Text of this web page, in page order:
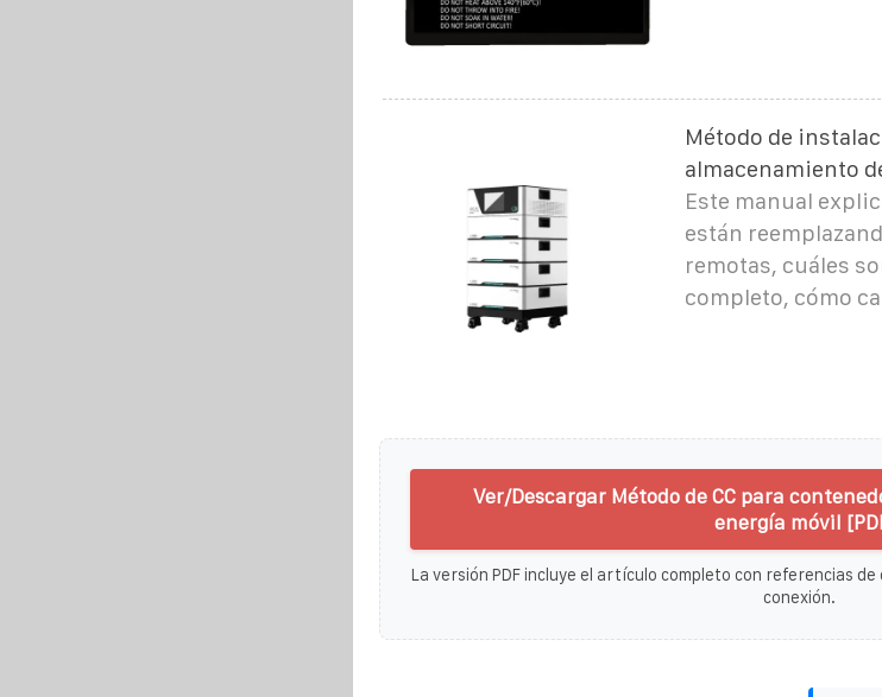
Método de
almacenamiento
Este manual
están
remotas, cuáles
completo, cómo
Ver/Descargar Método de CC para
energía móvil
La versión PDF incluye el artículo completo con referencias
conexión.